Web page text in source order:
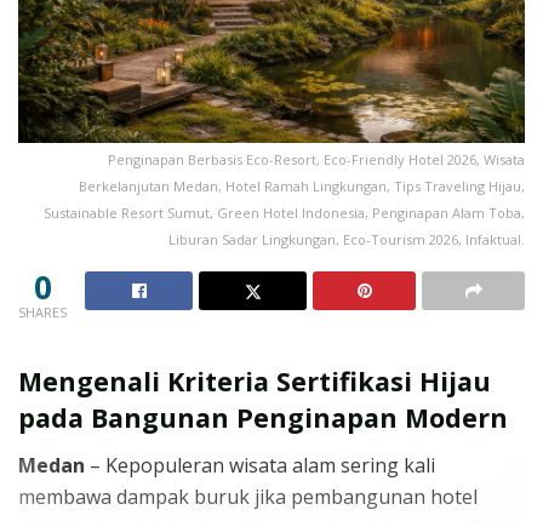
Penginapan Berbasis Eco-Resort, Eco-Friendly Hotel 2026, Wisata
Berkelanjutan Medan, Hotel Ramah Lingkungan, Tips Traveling Hijau,
Sustainable Resort Sumut, Green Hotel Indonesia, Penginapan Alam Toba,
Liburan Sadar Lingkungan, Eco-Tourism 2026, Infaktual.
0
SHARES
Mengenali Kriteria Sertifikasi Hijau
pada Bangunan Penginapan Modern
Medan – Kepopuleran wisata alam sering kali
membawa dampak buruk jika pembangunan hotel